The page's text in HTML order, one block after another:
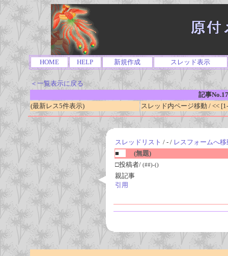
HOME HELP 新規作成 スレッド表示
＜一覧表示に戻る
記事
(最新レス5件表示)
スレッド内ページ移動 / <<
スレッドリスト / - / レスフォームへ移
■
(無題)
□投稿者/ (##)-()
親記事
引用